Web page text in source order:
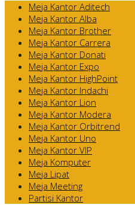
Meja Kantor Aditech
Meja Kantor Alba
Meja Kantor Brother
Meja Kantor Carrera
Meja Kantor Donati
Meja Kantor Expo
Meja Kantor HighPoint
Meja Kantor Indachi
Meja Kantor Lion
Meja Kantor Modera
Meja Kantor Orbitrend
Meja Kantor Uno
Meja Kantor VIP
Meja Komputer
Meja Lipat
Meja Meeting
Partisi Kantor